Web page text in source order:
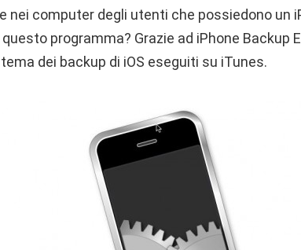
nei computer degli utenti che possiedono un
programma? Grazie ad iPhone Backup
dei backup di iOS eseguiti su iTunes.